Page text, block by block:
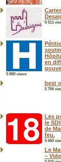
6 511
en
5 890 views
best
5 766
Les
le
de
feu.
5 660
Le
–